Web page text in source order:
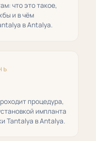
что это такое,
и в чём
в Antalya.
процедура,
импланта
Tantalya в Antalya.